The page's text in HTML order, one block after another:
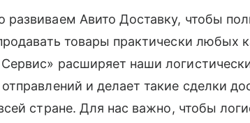
Авито Доставку, чтобы
товары практически любых
расширяет наши
и делает такие сделки
стране. Для нас важно, чтобы